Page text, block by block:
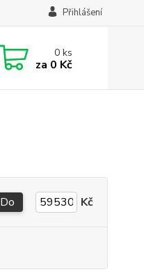
Přihlášení
0ks
za 0 Kč
Do Kč